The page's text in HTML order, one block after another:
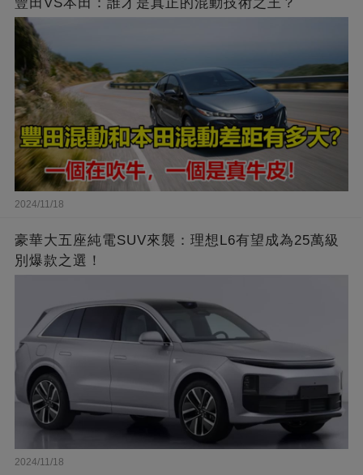
豐田VS本田：誰才是真正的混動技術之王？
2024/11/18
豪華大五座純電SUV來襲：理想L6有望成為25萬級
別爆款之選！
2024/11/18